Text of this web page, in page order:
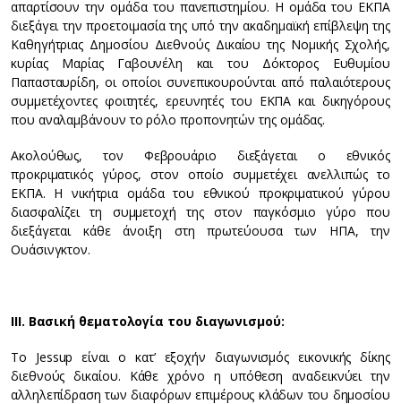
απαρτίσουν την ομάδα του πανεπιστημίου. Η ομάδα του ΕΚΠΑ
διεξάγει την προετοιμασία της υπό την ακαδημαϊκή επίβλεψη της
Καθηγήτριας Δημοσίου Διεθνούς Δικαίου της Νομικής Σχολής,
κυρίας Μαρίας Γαβουνέλη και του Δόκτορος Ευθυμίου
Παπασταυρίδη, οι οποίοι συνεπικουρούνται από παλαιότερους
συμμετέχοντες φοιτητές, ερευνητές του ΕΚΠΑ και δικηγόρους
που αναλαμβάνουν το ρόλο προπονητών της ομάδας.
Ακολούθως, τον Φεβρουάριο διεξάγεται ο εθνικός
προκριματικός γύρος, στον οποίο συμμετέχει ανελλιπώς το
ΕΚΠΑ. Η νικήτρια ομάδα του εθνικού προκριματικού γύρου
διασφαλίζει τη συμμετοχή της στον παγκόσμιο γύρο που
διεξάγεται κάθε άνοιξη στη πρωτεύουσα των ΗΠΑ, την
Ουάσινγκτον.
ΙΙΙ. Βασική θεματολογία του διαγωνισμού:
Το Jessup είναι ο κατ’ εξοχήν διαγωνισμός εικονικής δίκης
διεθνούς δικαίου. Κάθε χρόνο η υπόθεση αναδεικνύει την
αλληλεπίδραση των διαφόρων επιμέρους κλάδων του δημοσίου